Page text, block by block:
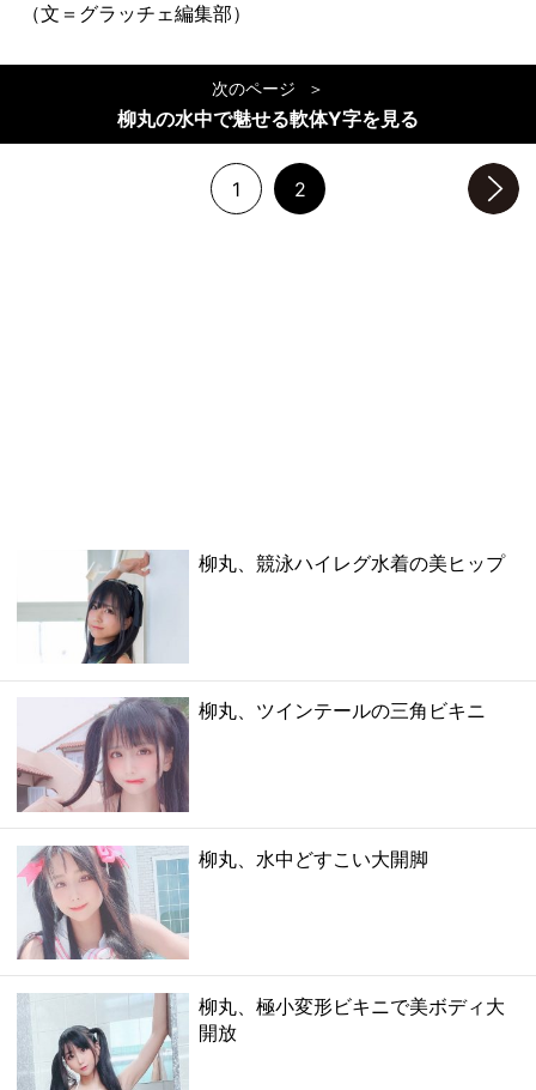
（文＝グラッチェ編集部）
次のページ
柳丸の水中で魅せる軟体Y字を見る
1 2
柳丸、競泳ハイレグ水着の美ヒップ
柳丸、ツインテールの三角ビキニ
柳丸、水中どすこい大開脚
柳丸、極小変形ビキニで美ボディ大
開放